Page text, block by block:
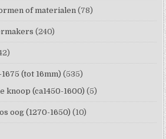
of materialen (78)
(240)
(tot 16mm) (535)
knoop (ca1450-1600) (5)
oog (1270-1650) (10)